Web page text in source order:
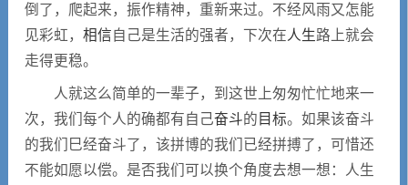
倒了，爬起来，振作精神，重新来过。不经风雨又怎能
见彩虹， 相信自己是生活的强者，下次在人生路上就会
走得更稳。
人就这么简单的一辈子，到这世上匆匆忙忙地来一
次，我们每个人的确都有自己奋斗的 目标。如果该奋斗
的我们巳经奋斗了，该拼博的我们已经拼搏了，可惜还
不能如愿以偿。是否我们可以换个角度去想一想：人生